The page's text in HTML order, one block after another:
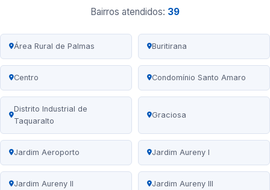
Bairros atendidos: 39
Área Rural de Palmas Buritirana
Centro Condomínio Santo Amaro
Distrito Industrial de
Taquaralto
Graciosa
Jardim Aeroporto Jardim Aureny I
Jardim Aureny II Jardim Aureny III